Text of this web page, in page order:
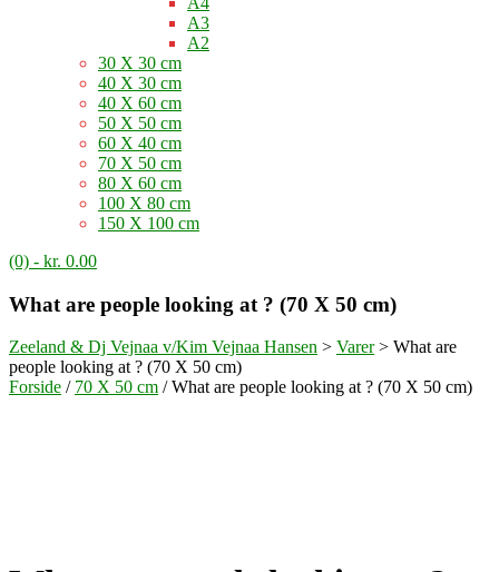
A3
A2
30 X 30 cm
40 X 30 cm
40 X 60 cm
50 X 50 cm
60 X 40 cm
70 X 50 cm
80 X 60 cm
100 X 80 cm
150 X 100 cm
(0) - kr. 0.00
What are people looking at ? (70 X 50 cm)
Zeeland & Dj Vejnaa v/Kim Vejnaa Hansen > Varer> What are
people looking at ? (70 X 50 cm)
Forside / 70 X 50 cm / What are people looking at ? (70 X 50 cm)